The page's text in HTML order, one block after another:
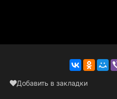
Добавить в закладки